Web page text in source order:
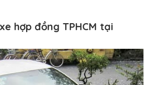
hợp đồng TPHCM tại